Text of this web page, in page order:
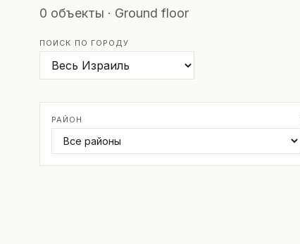
0 объекты · Ground floor
ПОИСК ПО ГОРОДУ
РАЙОН